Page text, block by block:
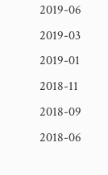
2019-06
2019-03
2019-01
2018-11
2018-09
2018-06